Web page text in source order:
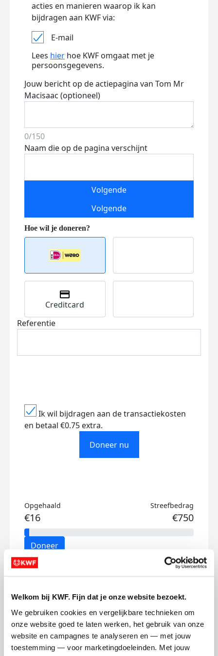
Welkom bij KWF. Fijn dat je onze website bezoekt.
We gebruiken cookies en vergelijkbare technieken om
onze website goed te laten werken, het gebruik van onze
website en campagnes te analyseren en — met jouw
toestemming — voor marketingdoeleinden. Met jouw
acties en manieren waarop ik kan
bijdragen aan KWF via:
E-mail
Lees hier hoe KWF omgaat met je
persoonsgegevens.
Jouw bericht op de actiepagina van Tom Mr
Macisaac (optioneel)
0/150
Naam die op de pagina verschijnt
Volgende
Volgende
Creditcard
Referentie
Ik wil bijdragen aan de transactiekosten
en betaal €0.75 extra.
Doneer nu
Opgehaald
€16
Streefbedrag
€750
Doneer
Tom's badges